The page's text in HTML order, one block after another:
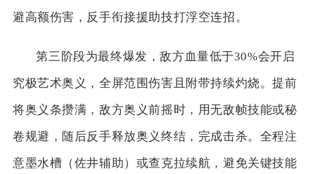
避高额伤害，反手衔接援助技打浮空连招。
第三阶段为最终爆发，敌方血量低于30%会开启
究极艺术奥义，全屏范围伤害且附带持续灼烧。提前
将奥义条攒满，敌方奥义前摇时，用无敌帧技能或秘
卷规避，随后反手释放奥义终结，完成击杀。全程注
意墨水槽（佐井辅助）或查克拉续航，避免关键技能